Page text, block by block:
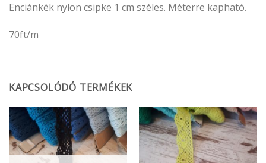
Enciánkék nylon csipke 1 cm széles. Méterre kapható.
70ft/m
KAPCSOLÓDÓ TERMÉKEK